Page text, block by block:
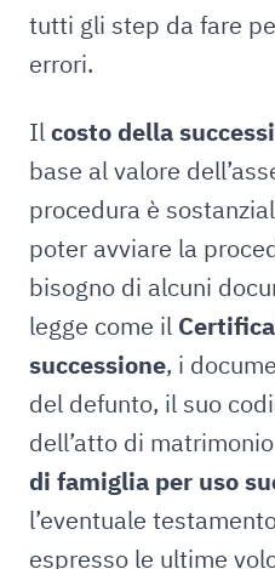
tutti gli step da fare
errori.
Ilcosto della
base al valore
procedura è
poter avviare la
bisogno di alcuni
legge come il
successione, i
del defunto, il suo
dell’atto di
di famiglia per uso
l’eventuale
espresso le ultime